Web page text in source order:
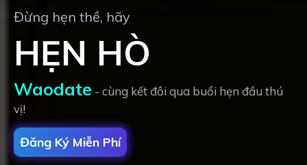
Đăng Ký Miễn Phí